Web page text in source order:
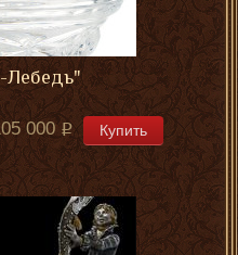
Лебедь"
000 Купить